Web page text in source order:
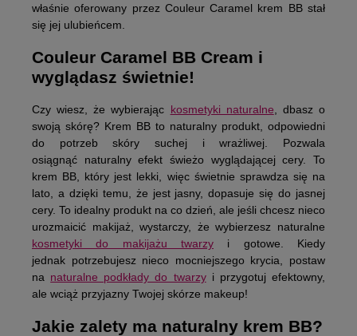
właśnie oferowany przez Couleur Caramel krem BB stał
się jej ulubieńcem.
Couleur Caramel BB Cream i
wyglądasz świetnie!
Czy wiesz, że wybierając kosmetyki naturalne , dbasz o
swoją skórę? Krem BB to naturalny produkt, odpowiedni
do potrzeb skóry suchej i wrażliwej.
Pozwala
osiągnąć naturalny efekt świeżo wyglądającej cery. To
krem BB, który jest lekki, więc świetnie sprawdza się na
lato, a dzięki temu, że jest jasny, dopasuje się do jasnej
cery. To idealny produkt na co dzień, ale jeśli chcesz nieco
urozmaicić makijaż, wystarczy, że wybierzesz naturalne
kosmetyki do makijażu twarzy i gotowe. Kiedy
jednak potrzebujesz nieco mocniejszego krycia, postaw
na naturalne podkłady do twarzyi przygotuj efektowny,
ale wciąż przyjazny Twojej skórze makeup!
Jakie zalety ma naturalny krem BB?